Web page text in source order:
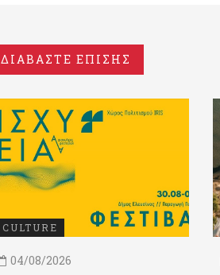
ΔΙΑΒΑΣΤΕ ΕΠΙΣΗΣ
CULTURE
04/08/2026